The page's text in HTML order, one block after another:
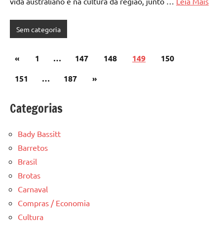
Sem categoria
Paginação
de
«Post1 … 147 148 149
150
151
… 187
Post
»
Categorias
Bady Bassitt
Barretos
Brasil
Brotas
Carnaval
Compras / Economia
Cultura